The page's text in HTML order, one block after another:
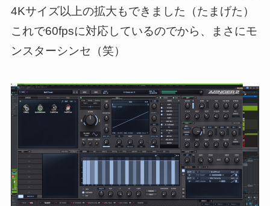
4Kサイズ以上の拡大もできました（たまげた）
これで60fpsに対応しているのでから、まさにモ
ンスターシンセ（笑）